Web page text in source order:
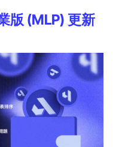
版 (MLP) 更新